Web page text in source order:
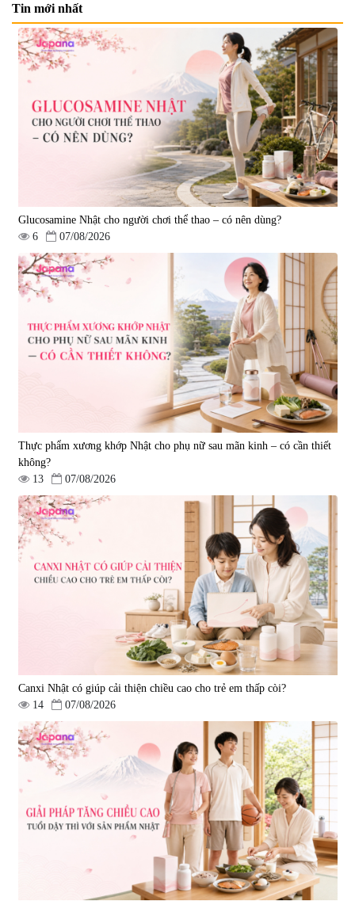
Viên uống bổ não Ribeto Shoji
|57.920
1.450.000 đ
Viên nang uống cải thiện thị lực,
trí nhớ DHA + EPA + Flaxseed
Oil 30 viên/gói - Date 02/2027
|52.346
225.000 đ
Tẩy tế bào chết Nichiei Bussan
Nano NMN+ Peeling Gel
|0
1.490.000 đ
Viên uống hỗ trợ bền thành
mạch, ngừa tai biến Elastin Plus
& Nattokinase Hokoen 80 viên
0
980.000 đ
Viên uống bổ gan Ribeto Shoji
Hepaclean 60 viên
690.000 đ
Viên uống hỗ trợ cải thiện thoát
vị đĩa đệm Kyoto Has 30 viên
|14.560
1.600.000 đ
Viên uống hỗ trợ giấc ngủ Fujina
Sleepy Nhật Bản 80 viên
580.000 đ
điều trị đột quỵ Biken Kinase
Gold 60 viên
0
1.570.000 đ
Tin mới nhất
Glucosamine Nhật cho người chơi thể thao – có nên dùng?
6
07/08/2026
Thực phẩm xương khớp Nhật cho phụ nữ sau mãn kinh – có cần thiết
không?
13
07/08/2026
Canxi Nhật có giúp cải thiện chiều cao cho trẻ em thấp còi?
14
07/08/2026